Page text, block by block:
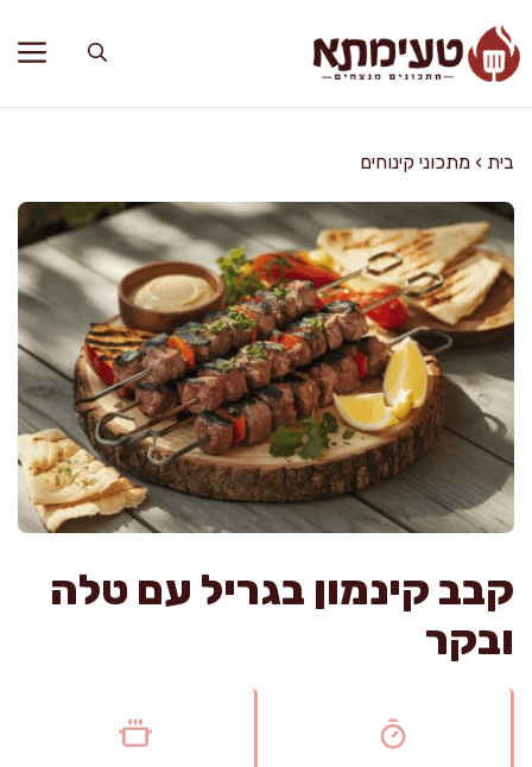
לתוכן
בית › מתכוני קינוחים
קבב קינמון בגריל עם טלה
ובקר